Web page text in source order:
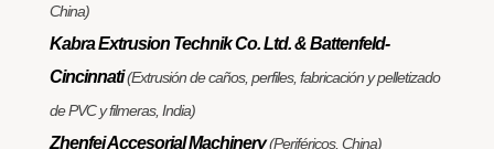
China)
Kabra Extrusion Technik Co. Ltd. & Battenfeld-
Cincinnati(Extrusión de caños, perfiles, fabricación y pelletizado
de PVC y filmeras, India)
Zhenfei Accesorial Machinery(Periféricos, China)